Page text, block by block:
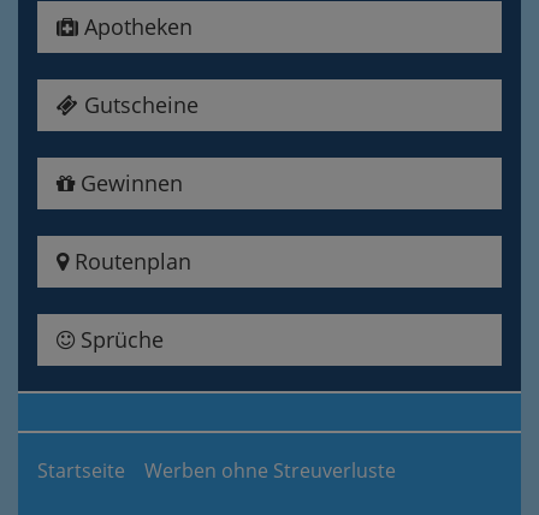
Apotheken
Gutscheine
Gewinnen
Routenplan
Sprüche
Startseite Werben ohne Streuverluste